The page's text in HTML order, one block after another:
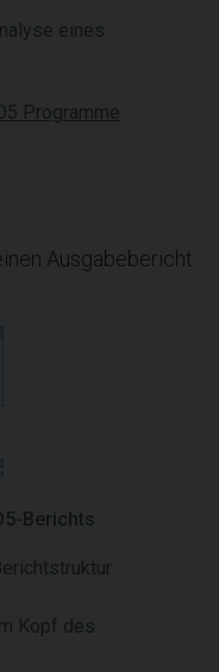
eines
Programme
Ausgabebericht
Berichts
Kopf des